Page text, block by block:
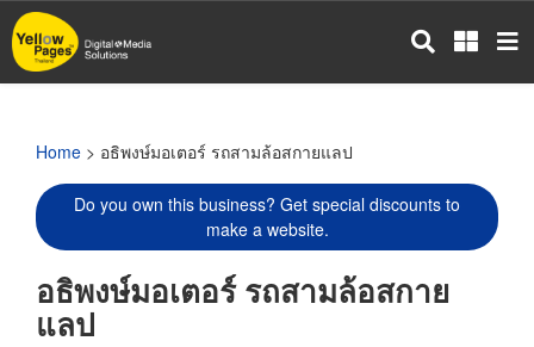
Skip
to
main
Home > อธิพงษ์มอเตอร์ รถสามล้อสกายแลป
Do you own this business? Get special discounts to
make a website.
อธิพงษ์มอเตอร์ รถสามล้อสกาย
แลป